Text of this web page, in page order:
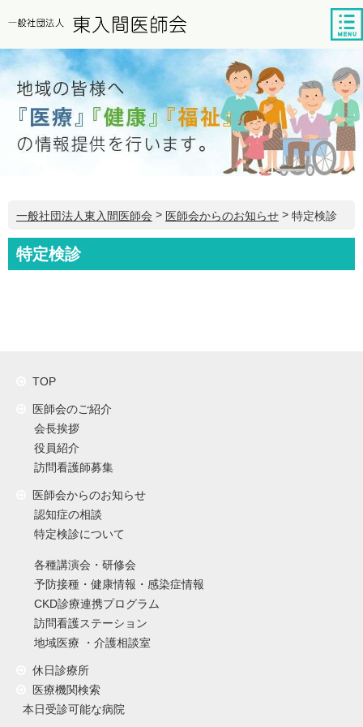
一般社団法人東入間医師会 > 医師会からのお知らせ > 特定検診
特定検診
TOP
医師会のご紹介
会長挨拶
役員紹介
訪問看護師募集
医師会からのお知らせ
認知症の相談
特定検診について
各種講演会・研修会
予防接種・健康情報・感染症情報
CKD診療連携プログラム
訪問看護ステーション
地域医療 ・介護相談室
休日診療所
医療機関検索
本日受診可能な病院